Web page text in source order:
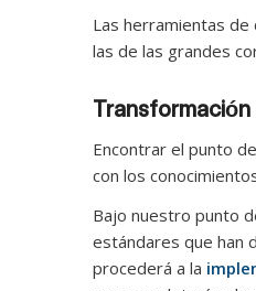
Las herramientas
las de las grandes
Encontrar el punto
con los
Bajo nuestro punto
estándares que han
procederá a la